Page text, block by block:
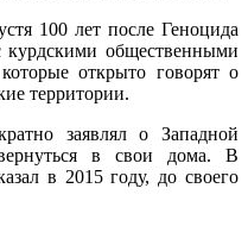
100 лет после Геноцида
курдскими общественными
открыто говорят о
территории.
заявлял о Западной
в свои дома. В
в 2015 году, до своего